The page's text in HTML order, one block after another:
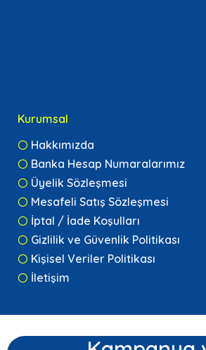
Kurumsal
Hakkımızda
Banka Hesap Numaralarımız
Üyelik Sözleşmesi
Mesafeli Satış Sözleşmesi
İptal / İade Koşulları
Gizlilik ve Güvenlik Politikası
Kişisel Veriler Politikası
İletişim